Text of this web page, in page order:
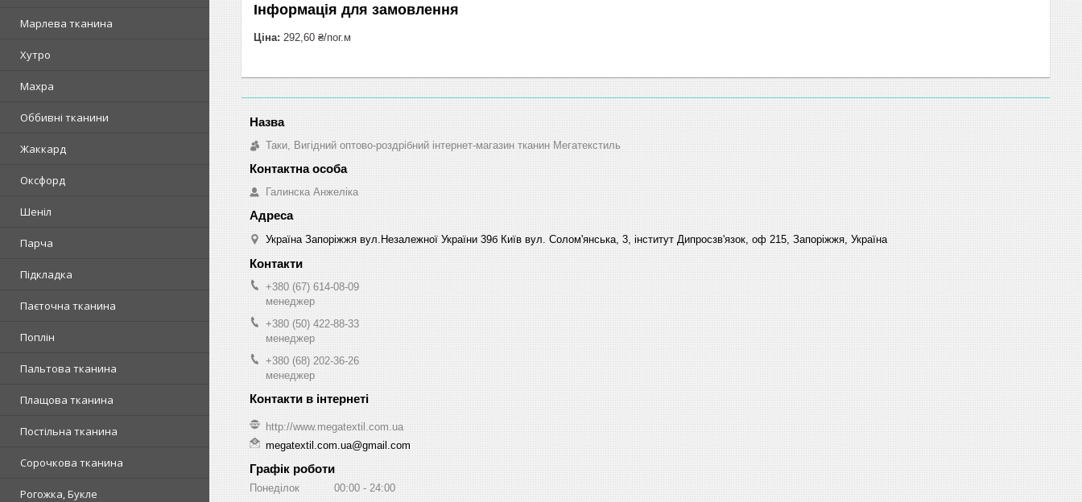
Марлева тканина
Хутро
Махра
Оббивні тканини
Жаккард
Оксфорд
Шеніл
Парча
Підкладка
Паєточна тканина
Поплін
Пальтова тканина
Плащова тканина
Постільна тканина
Сорочкова тканина
Рогожка, Букле
Інформація для замовлення
Ціна: 292,60 ₴/пог.м
Таки, Вигідний оптово-роздрібний інтернет-магазин тканин Мегатекстиль
Галинска Анжеліка
Україна Запоріжжя вул.Незалежної України 39б Київ вул. Солом'янська, 3, інститут Дипросзв'язок, оф 215, Запоріжжя, Україна
+380 (67) 614-08-09
менеджер
+380 (50) 422-88-33
менеджер
+380 (68) 202-36-26
менеджер
http://www.megatextil.com.ua
megatextil.com.ua@gmail.com
Графік роботи
Понеділок 00:00
24:00